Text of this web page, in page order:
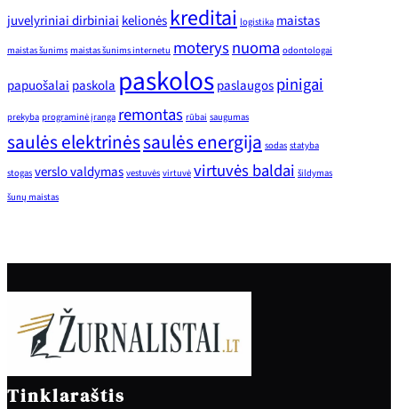
juvelyriniai dirbiniai kelionės kreditai logistika maistas
maistas šunims maistas šunims internetu moterysnuoma odontologai
papuošalai paskola paskolospaslaugospinigai
prekyba programinė įranga remontas rūbai saugumas
saulės elektrinėssaulės energija sodas statyba
stogas verslo valdymas vestuvės virtuvė virtuvės baldai šildymas
šunų maistas
Tinklaraštis